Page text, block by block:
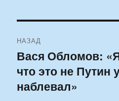
по
записям
НАЗАД
Предыдущая
запись:
Вася Обломов:
что это не Путин
наблевал»